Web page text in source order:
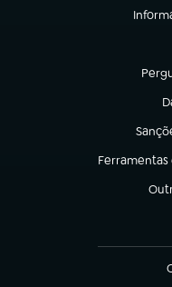
(abre
(abre
(abre em